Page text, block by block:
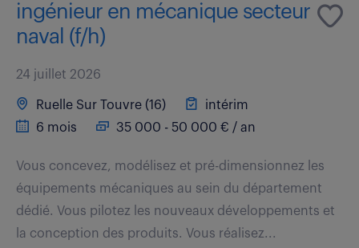
ingénieur en mécanique secteur
naval (f/h)
24 juillet 2026
Ruelle Sur Touvre (16)
intérim
6 mois
35 000 - 50 000 € / an
Vous concevez, modélisez et pré-dimensionnez les
équipements mécaniques au sein du département
dédié. Vous pilotez les nouveaux développements et
la conception des produits. Vous réalisez...